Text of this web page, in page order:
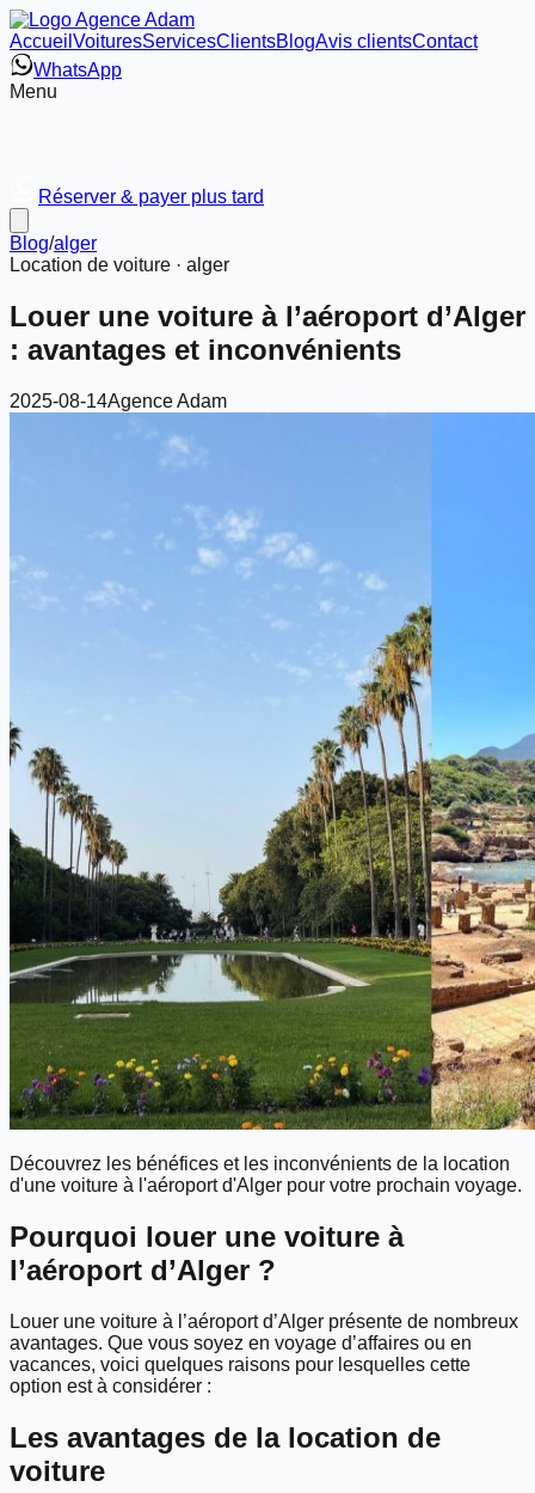
Accueil VoituresServicesClientsBlogAvis clientsContact
WhatsApp
Menu
Réserver & payer plus tard
Blog/alger
Location de voiture · alger
Louer une voiture à l’aéroport d’Alger
: avantages et inconvénients
2025-08-14Agence Adam
Découvrez les bénéfices et les inconvénients de la location
d'une voiture à l'aéroport d'Alger pour votre prochain voyage.
Pourquoi louer une voiture à
l’aéroport d’Alger ?
Louer une voiture à l’aéroport d’Alger présente de nombreux
avantages. Que vous soyez en voyage d’affaires ou en
vacances, voici quelques raisons pour lesquelles cette
option est à considérer :
Les avantages de la location de
voiture